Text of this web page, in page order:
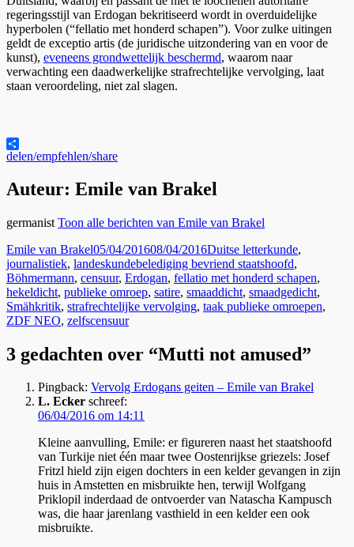
regeringsstijl van Erdogan bekritiseerd wordt in overduidelijke
hyperbolen (“fellatio met honderd schapen”). Voor zulke uitingen
geldt de exceptio artis (de juridische uitzondering van en voor de
kunst), eveneens grondwettelijk beschermd, waarom naar
verwachting een daadwerkelijke strafrechtelijke vervolging, laat
staan veroordeling, niet zal slagen.
delen/empfehlen/share
Auteur: Emile van Brakel
germanist Toon alle berichten van Emile van Brakel
Auteur
Emile van BrakelGeplaatst
op
05/04/201608/04/2016Categorieën
Duitse letterkunde,
journalistiek, landeskundeTags
belediging bevriend staatshoofd,
Böhmermann, censuur, Erdogan, fellatio met honderd schapen,
hekeldicht, publieke omroep, satire, smaaddicht, smaadgedicht,
Smähkritik, strafrechtelijke vervolging, taak publieke omroepen,
ZDF NEO, zelfscensuur
3 gedachten over “Mutti not amused”
Pingback: Vervolg Erdogans geiten – Emile van Brakel
L. Ecker schreef:
06/04/2016 om 14:11
Kleine aanvulling, Emile: er figureren naast het staatshoofd
van Turkije niet één maar twee Oostenrijkse griezels: Josef
Fritzl hield zijn eigen dochters in een kelder gevangen in zijn
huis in Amstetten en misbruikte hen, terwijl Wolfgang
Priklopil inderdaad de ontvoerder van Natascha Kampusch
was, die haar jarenlang vasthield in een kelder een ook
misbruikte.